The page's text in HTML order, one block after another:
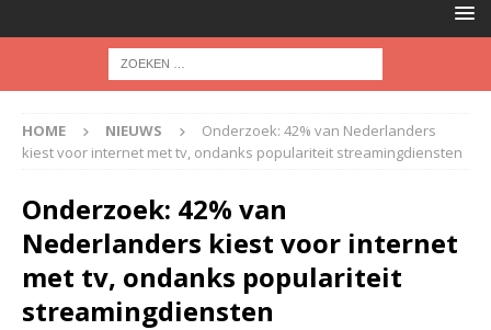
HOME NIEUWS
Onderzoek: 42% van Nederlanders
kiest voor internet met tv, ondanks populariteit streamingdiensten
Onderzoek: 42% van
Nederlanders kiest voor internet
met tv, ondanks populariteit
streamingdiensten